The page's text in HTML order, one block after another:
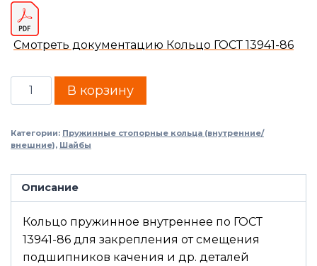
Смотреть документацию Кольцо ГОСТ 13941-86
В корзину
Категории: Пружинные стопорные кольца (внутренние/
внешние), Шайбы
Описание
Кольцо пружинное внутреннее по ГОСТ
13941-86 для закрепления от смещения
подшипников качения и др. деталей